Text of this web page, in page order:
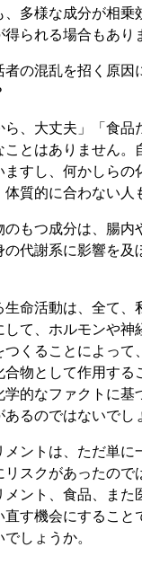
、多様な成分が相乗
られる場合もあり
者の混乱を招く原因
ら、大丈夫」「食品
とはありません。
ますし、何かしらの
質的に合わない人
のもつ成分は、腸内
代謝系に影響を及
生命活動は、全て、
て、ホルモンや神
つくることによって
合物として作用する
学的なファクトに基
るのではないでし
ントは、ただ単に
スクがあったので
メント、食品、また
直す機会にすること
しょうか。